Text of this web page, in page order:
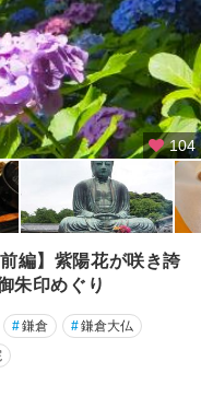
104
編】紫陽花が咲き誇
朱印めぐり
#鎌倉 #鎌倉大仏